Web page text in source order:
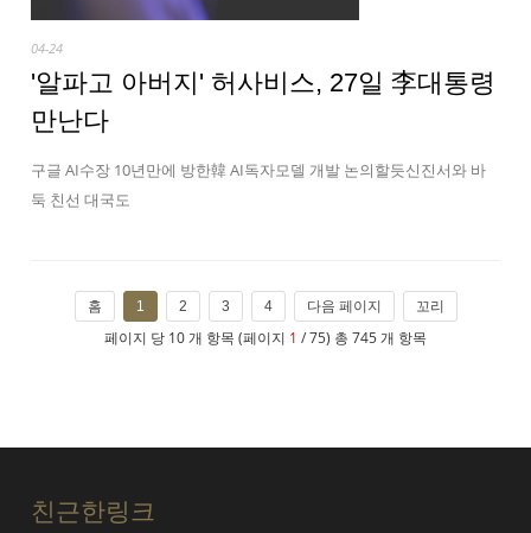
04-24
'알파고 아버지' 허사비스, 27일 李대통령
만난다
구글 AI수장 10년만에 방한韓 AI독자모델 개발 논의할듯신진서와 바
둑 친선 대국도
홈 1 2 3 4 다음 페이지 꼬리
페이지 당 10 개 항목 (페이지 1 / 75) 총 745 개 항목
친근한링크